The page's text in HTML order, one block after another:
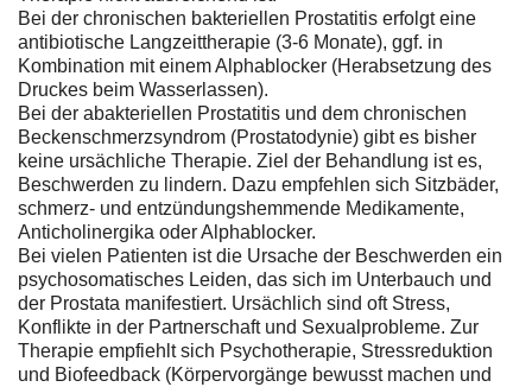
Bei der chronischen bakteriellen Prostatitis erfolgt eine
antibiotische Langzeittherapie (3-6 Monate), ggf. in
Kombination mit einem Alphablocker (Herabsetzung des
Druckes beim Wasserlassen).
Bei der abakteriellen Prostatitis und dem chronischen
Beckenschmerzsyndrom (Prostatodynie) gibt es bisher
keine ursächliche Therapie. Ziel der Behandlung ist es,
Beschwerden zu lindern. Dazu empfehlen sich Sitzbäder,
schmerz- und entzündungshemmende Medikamente,
Anticholinergika oder Alphablocker.
Bei vielen Patienten ist die Ursache der Beschwerden ein
psychosomatisches Leiden, das sich im Unterbauch und
der Prostata manifestiert. Ursächlich sind oft Stress,
Konflikte in der Partnerschaft und Sexualprobleme. Zur
Therapie empfiehlt sich Psychotherapie, Stressreduktion
und Biofeedback (Körpervorgänge bewusst machen und